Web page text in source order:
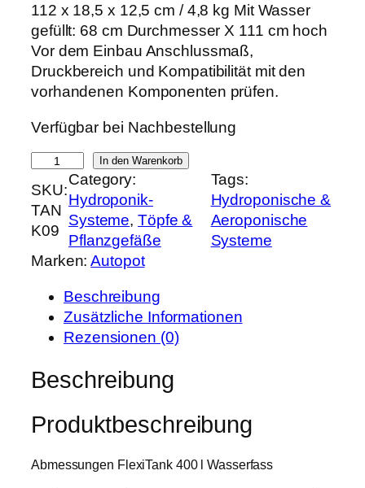
s
p
r
ü
n
l
i
c
h
e
r
P
e
i
s
a
:
1
9
t
u
e
l
l
r
P
r
i
s
t
:
1
1
1
9
112 x 18,5 x 12,5 cm / 4,8 kg Mit Wasser
gefüllt: 68 cm Durchmesser X 111 cm hoch
Vor dem Einbau Anschlussmaß,
Druckbereich und Kompatibilität mit den
vorhandenen Komponenten prüfen.
Verfügbar bei Nachbestellung
u
t
o
o
t
n
4
In den Warenkorb
SKU:
TAN
K09
Category:
Hydroponik-
Systeme, Töpfe &
Pflanzgefäße
Tags:
Hydroponische &
Aeroponische
Systeme
Marken:Autopot
Beschreibung
Zusätzliche Informationen
Rezensionen (0)
Beschreibung
Produktbeschreibung
Abmessungen FlexiTank 400 l Wasserfass